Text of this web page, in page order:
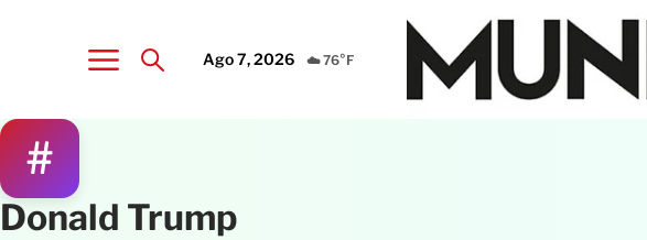
Ago 7, 2026 ☁️ 76°F
#
Donald Trump